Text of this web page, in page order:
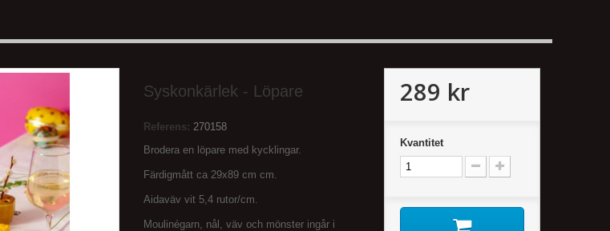
Syskonkärlek - Löpare
Referens: 270158
Brodera en löpare med kycklingar.
Färdigmått ca 29x89 cm cm.
Aidaväv vit 5,4 rutor/cm.
Moulinégarn, nål, väv och mönster ingår i
289 kr
Kvantitet